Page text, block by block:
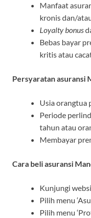
Manfaat
kronis dan/
Loyalty bonus
Bebas bayar
kritis atau
Persyaratan asuransi
Usia orangtua
Periode
tahun atau
Membayar
Cara beli asuransi
Kunjungi
Pilih menu
Pilih menu